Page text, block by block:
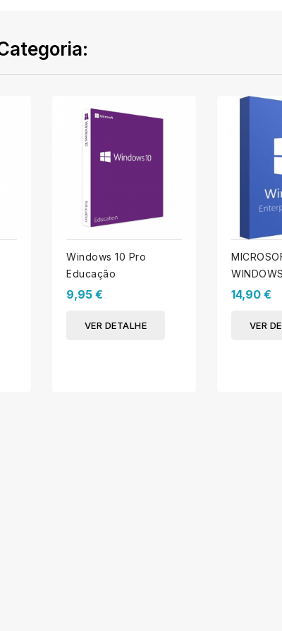
Windows 10 Pro
Educação
9,95 €
VER DETALHE
14,90 €
VER